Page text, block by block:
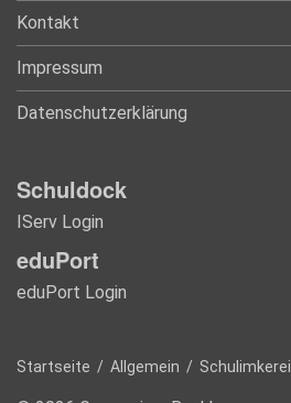
Kontakt
Impressum
Datenschutzerklärung
Schuldock
IServ Login
eduPort
eduPort Login
Startseite / Allgemein / Schulimkerei